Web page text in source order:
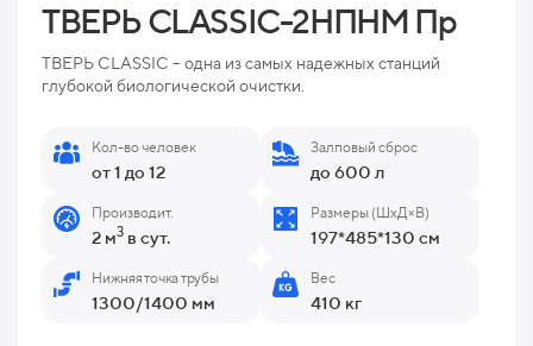
ТВЕРЬ CLASSIC-2НПНМ Пр
ТВЕРЬ CLASSIC – одна из самых надежных станций
глубокой биологической очистки.
Кол-во человек
от 1 до 12
Залповый сброс
до 600 л
Производит.
2 м3 в сут.
Размеры (ШхД×В)
197*485*130 см
Нижняя точка трубы
1300/1400 мм
Вес
410 кг